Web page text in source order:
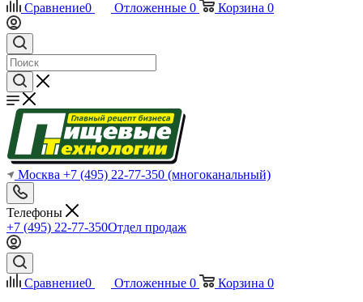
Сравнение0 Отложенные 0 Корзина 0
Москва +7 (495) 22-77-350 (многоканальный)
Телефоны
+7 (495) 22-77-350Отдел продаж
Сравнение0 Отложенные 0 Корзина 0